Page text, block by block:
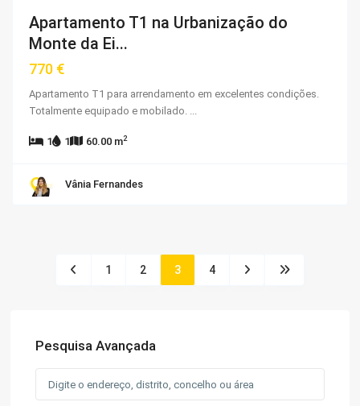
Apartamento T1 na Urbanização do
Monte da Ei...
770 €
Apartamento T1 para arrendamento em excelentes condições.
Totalmente equipado e mobilado. ...
1 1 60.00 m2
Vânia Fernandes
1 2 3 4
Pesquisa Avançada